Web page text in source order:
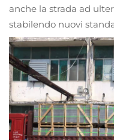
anche la strada ad
stabilendo nuovi